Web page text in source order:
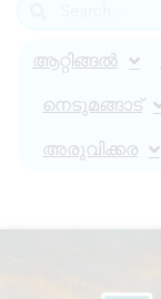
ആറ്റിങ്ങൽ
നെടുമങ്ങാട്
അരുവിക്കര